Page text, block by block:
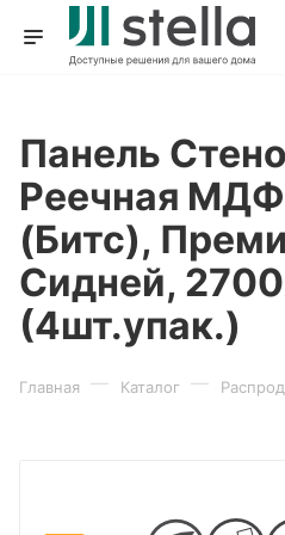
Панель
Реечная
(Битс),
Сидней,
(4шт.упак.)
Главная — Каталог —